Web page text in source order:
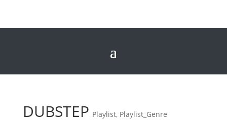
DUBSTEP Playlist, Playlist_Genre